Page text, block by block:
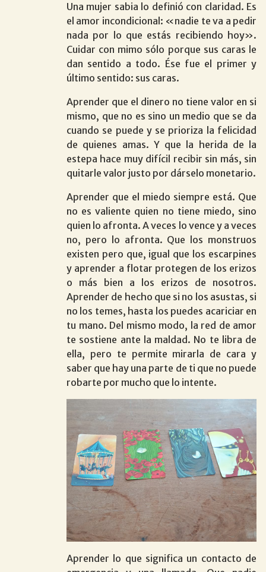
Una mujer sabia lo definió con claridad. Es
el amor incondicional: «nadie te va a pedir
nada por lo que estás recibiendo hoy».
Cuidar con mimo sólo porque sus caras le
dan sentido a todo. Ése fue el primer y
último sentido: sus caras.
Aprender que el dinero no tiene valor en si
mismo, que no es sino un medio que se da
cuando se puede y se prioriza la felicidad
de quienes amas. Y que la herida de la
estepa hace muy difícil recibir sin más, sin
quitarle valor justo por dárselo monetario.
Aprender que el miedo siempre está. Que
no es valiente quien no tiene miedo, sino
quien lo afronta. A veces lo vence y a veces
no, pero lo afronta. Que los monstruos
existen pero que, igual que los escarpines
y aprender a flotar protegen de los erizos
o más bien a los erizos de nosotros.
Aprender de hecho que si no los asustas, si
no los temes, hasta los puedes acariciar en
tu mano. Del mismo modo, la red de amor
te sostiene ante la maldad. No te libra de
ella, pero te permite mirarla de cara y
saber que hay una parte de ti que no puede
robarte por mucho que lo intente.
Aprender lo que significa un contacto de